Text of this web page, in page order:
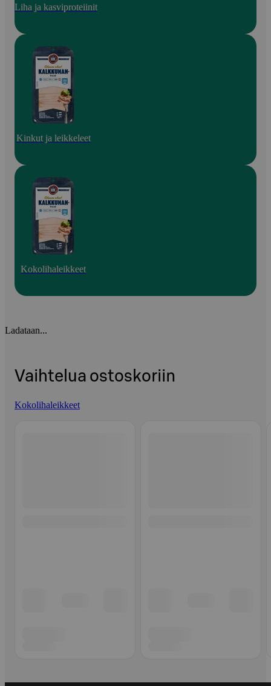
Liha ja kasviproteiinit
Kinkut ja leikkeleet
Kokolihaleikkeet
Ladataan...
Vaihtelua ostoskoriin
Kokolihaleikkeet